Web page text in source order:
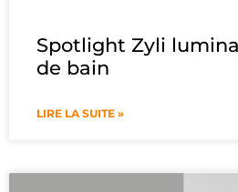
Spotlight Zyli
de bain
LIRE LA SUITE »